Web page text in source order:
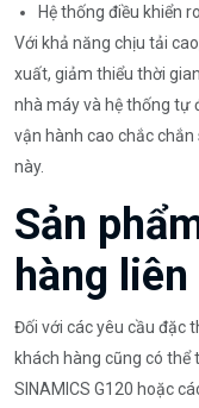
Hệ thống điều khiển
Với khả năng chịu tải
xuất, giảm thiểu thời
nhà máy và hệ thống tự
vận hành cao chắc
này.
Sản
hàng
Đối với các yêu cầu đặc
khách hàng cũng có
SINAMICS G120 hoặc